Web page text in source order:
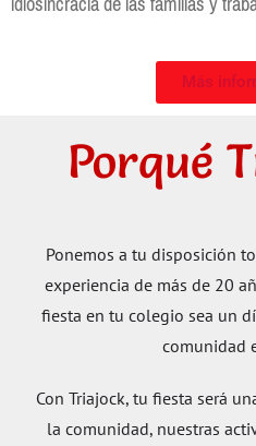
Más
Porqué
Ponemos a tu disposición
experiencia de más de 20
fiesta en tu colegio sea un
comunidad
Con Triajock, tu fiesta será
la comunidad, nuestras